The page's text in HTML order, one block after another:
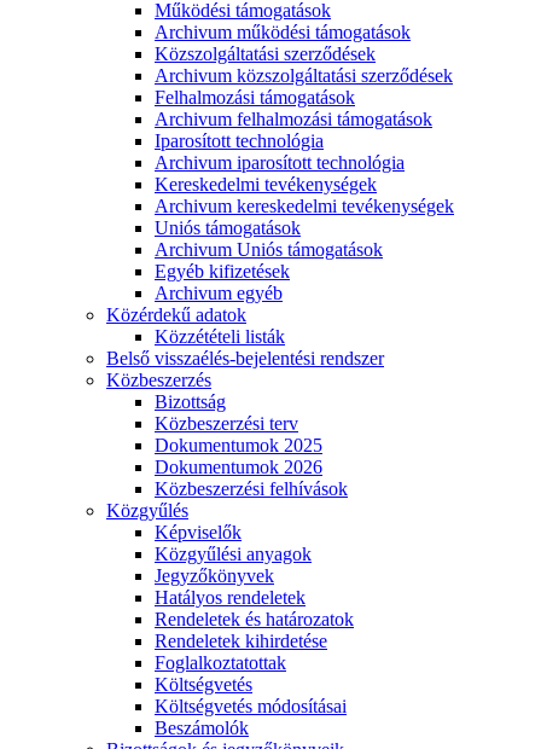
Működési támogatások
Archivum működési támogatások
Közszolgáltatási szerződések
Archivum közszolgáltatási szerződések
Felhalmozási támogatások
Archivum felhalmozási támogatások
Iparosított technológia
Archivum iparosított technológia
Kereskedelmi tevékenységek
Archivum kereskedelmi tevékenységek
Uniós támogatások
Archivum Uniós támogatások
Egyéb kifizetések
Archivum egyéb
Közérdekű adatok
Közzétételi listák
Belső visszaélés-bejelentési rendszer
Közbeszerzés
Bizottság
Közbeszerzési terv
Dokumentumok 2025
Dokumentumok 2026
Közbeszerzési felhívások
Közgyűlés
Képviselők
Közgyűlési anyagok
Jegyzőkönyvek
Hatályos rendeletek
Rendeletek és határozatok
Rendeletek kihirdetése
Foglalkoztatottak
Költségvetés
Költségvetés módosításai
Beszámolók